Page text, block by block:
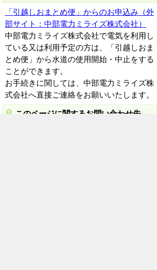
「引越しおまとめ便」からのお申込み（外
部サイト：中部電力ミライズ株式会社）
中部電力ミライズ株式会社で電気を利用し
ている又は利用予定の方は、「引越しおま
とめ便」から水道の使用開始・中止をする
ことができます。
お手続きに関しては、中部電力ミライズ株
式会社へ直接ご連絡をお願いいたします。
このページに関するお問い合わせ先